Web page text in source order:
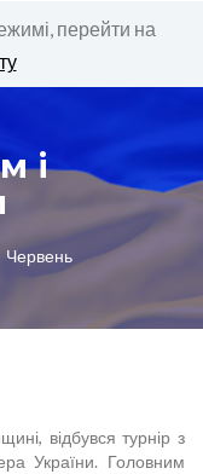
перейти на
і
Червень
відбувся турнір з
України. Головним